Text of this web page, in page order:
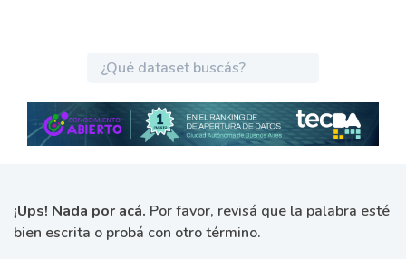
¡Ups! Nada por acá. Por favor, revisá que la palabra esté
bien escrita o probá con otro término.